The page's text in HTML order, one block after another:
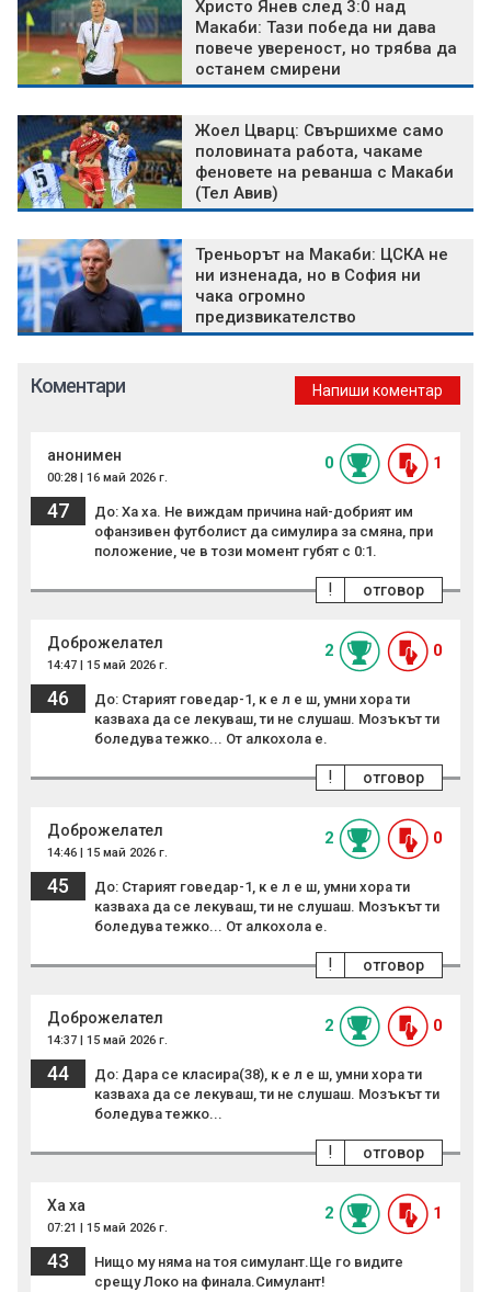
Христо Янев след 3:0 над
Макаби: Тази победа ни дава
повече увереност, но трябва да
останем смирени
Жоел Цварц: Свършихме само
половината работа, чакаме
феновете на реванша с Макаби
(Тел Авив)
Треньорът на Макаби: ЦСКА не
ни изненада, но в София ни
чака огромно
предизвикателство
Коментари Напиши коментар
анонимен
00:28 | 16 май 2026 г.
0 1
47
До: Ха ха. Не виждам причина най-добрият им
офанзивен футболист да симулира за смяна, при
положение, че в този момент губят с 0:1.
отговор
!
Доброжелател
14:47 | 15 май 2026 г.
2 0
46
До: Старият говедар-1, к е л е ш, умни хора ти
казваха да се лекуваш, ти не слушаш. Мозъкът ти
боледува тежко... От алкохола е.
отговор
!
Доброжелател
14:46 | 15 май 2026 г.
2 0
45
До: Старият говедар-1, к е л е ш, умни хора ти
казваха да се лекуваш, ти не слушаш. Мозъкът ти
боледува тежко... От алкохола е.
отговор
!
Доброжелател
14:37 | 15 май 2026 г.
2 0
44
До: Дара се класира(38), к е л е ш, умни хора ти
казваха да се лекуваш, ти не слушаш. Мозъкът ти
боледува тежко...
отговор
!
Ха ха
07:21 | 15 май 2026 г.
2 1
43
Нищо му няма на тоя симулант.Ще го видите
срещу Локо на финала.Симулант!